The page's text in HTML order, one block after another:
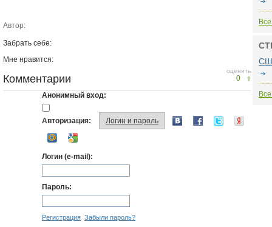
Автор:
Забрать себе:
Мне нравится:
оценить
0
Комментарии
Анонимный вход:
Авторизация: Логин и пароль
Логин (e-mail):
Пароль:
Регистрация Забыли пароль?